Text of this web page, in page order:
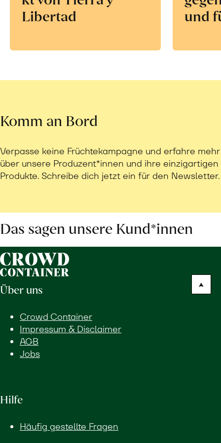
Libertad
und
Komm an Bord
Verpasse keine Früchtekampagne und erfahre mehr
über unsere Produzent*innen und ihre einzigartigen
Produkte. Schreibe dich jetzt ein für den Newsletter.
Das sagen unsere Kund*innen
Über uns
Crowd Container
Impressum & Disclaimer
AGB
Jobs
Hilfe
Häufig gestellte Fragen